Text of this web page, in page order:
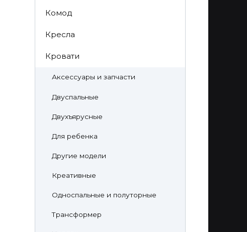
Комод
Кресла
Кровати
Аксессуары и запчасти
Двуспальные
Двухъярусные
Для ребенка
Другие модели
Креативные
Односпальные и полуторные
Трансформер